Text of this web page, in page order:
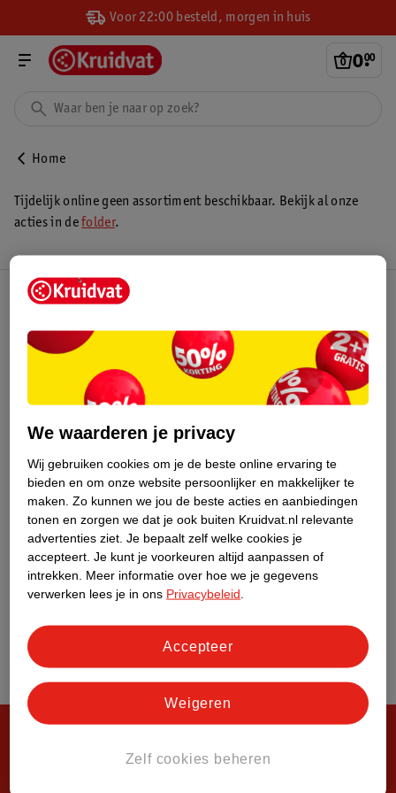
Voor 22:00 besteld, morgen in huis
0.
00
Home
Tijdelijk online geen assortiment beschikbaar. Bekijk al onze
acties in defolder.
Kruidvat Club
Over Kruidvat
We waarderen je privacy
Wij gebruiken cookies om je de beste online ervaring te
bieden en om onze website persoonlijker en makkelijker te
maken. Zo kunnen we jou de beste acties en aanbiedingen
tonen en zorgen we dat je ook buiten Kruidvat.nl relevante
advertenties ziet. Je bepaalt zelf welke cookies je
accepteert. Je kunt je voorkeuren altijd aanpassen of
intrekken.
Meer informatie over hoe we je gegevens
verwerken lees je in ons Privacybeleid
Zelf cookies beheren
Weigeren
Accepteer